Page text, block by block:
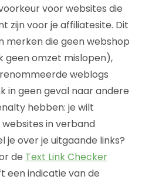
voor websites die
zijn voor je affiliatesite. Dit
merken die geen webshop
geen omzet mislopen),
weblogs
in geen geval naar andere
hebben: je wilt
in verband
je over je uitgaande links?
de Text Link Checker
een indicatie van de